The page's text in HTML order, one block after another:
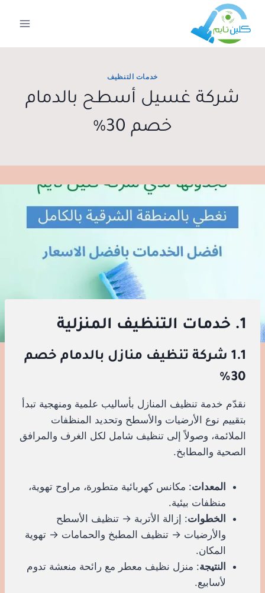
التجاوز
المحتوى
خدمات التنظيف
شركة غسيل أسطح بالدمام
خصم 30%
1. خدمات التنظيف المنزلية
1.1 شركة تنظيف منازل بالدمام خصم
30%
نقدّم خدمة تنظيف المنازل بأساليب علمية ومنهجية تبدأ
بتقييم نوع الأرضيات والأسطح وتحديد المنظفات
الملائمة، وصولاً إلى تنظيف شامل لكل الغرف والمرافق
الصحية والمطابخ.
المعدات: مكانس كهربائية متطورة، مراوح تهوية،
منظفات بيئية.
الخطوات: إزالة الأتربة → تنظيف الأسطح
والأرضيات → تنظيف المطبخ والحمامات → تهوية
المكان.
النتيجة: منزل نظيف معطر مع رائحة منعشة تدوم
لأسابيع.